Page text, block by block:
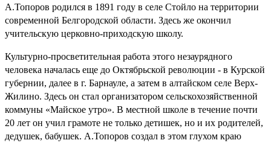
А.Топоров родился в 1891 году в селе Стойло на территории
современной Белгородской области. Здесь же окончил
учительскую церковно-приходскую школу.
Культурно-просветительная работа этого незаурядного
человека началась еще до Октябрьской революции - в Курской
губернии, далее в г. Барнауле, а затем в алтайском селе Верх-
Жилино. Здесь он стал организатором сельскохозяйственной
коммуны «Майское утро». В местной школе в течение почти
20 лет он учил грамоте не только детишек, но и их родителей,
дедушек, бабушек. А.Топоров создал в этом глухом краю